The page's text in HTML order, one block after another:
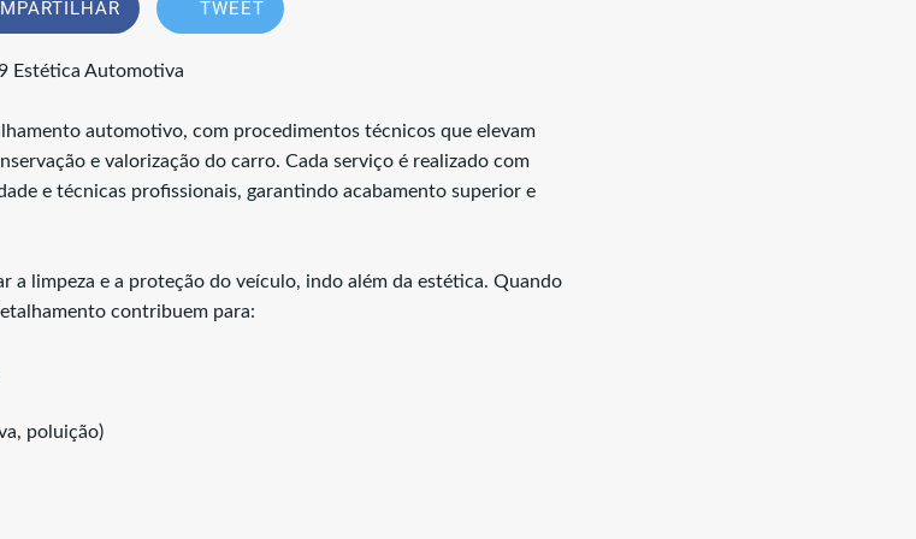
TWEET
Estética Automotiva
automotivo, com procedimentos técnicos que elevam
e valorização do carro. Cada serviço é realizado com
e técnicas profissionais, garantindo acabamento superior e
limpeza e a proteção do veículo, indo além da estética. Quando
contribuem para:
poluição)